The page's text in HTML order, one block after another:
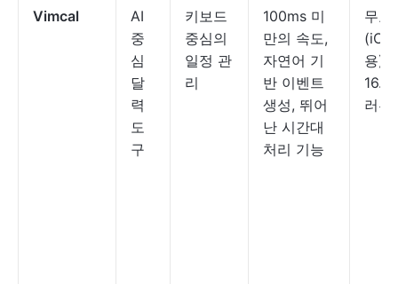
Vimcal
AI
중
심
달
력
도
구
키보드
중심의
일정 관
리
100ms 미
만의 속도,
자연어 기
반 이벤트
생성, 뛰어
난 시간대
처리 기능
무료
(iOS
용);
러부